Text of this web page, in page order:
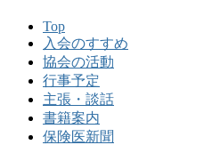
Top
入会のすすめ
協会の活動
行事予定
主張・談話
書籍案内
保険医新聞